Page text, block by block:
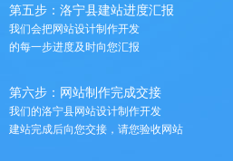
第五步：洛宁县建站进度汇报
我们会把网站设计制作开发
的每一步进度及时向您汇报
第六步：网站制作完成交接
我们的洛宁县网站设计制作开发
建站完成后向您交接，请您验收网站